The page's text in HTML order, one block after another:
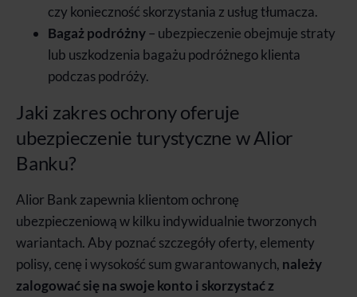
czy konieczność skorzystania z usług tłumacza.
Bagaż podróżny– ubezpieczenie obejmuje straty
lub uszkodzenia bagażu podróżnego klienta
podczas podróży.
Jaki zakres ochrony oferuje
ubezpieczenie turystyczne w Alior
Banku?
Alior Bank zapewnia klientom ochronę
ubezpieczeniową w kilku indywidualnie tworzonych
wariantach. Aby poznać szczegóły oferty, elementy
polisy, cenę i wysokość sum gwarantowanych, należy
zalogować się na swoje konto i skorzystać z